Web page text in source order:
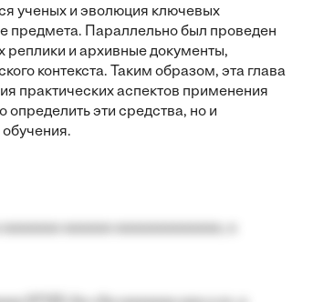
ученых и эволюция ключевых
предмета. Параллельно был проведен
и архивные документы,
контекста. Таким образом, эта глава
практических аспектов применения
эти средства, но и